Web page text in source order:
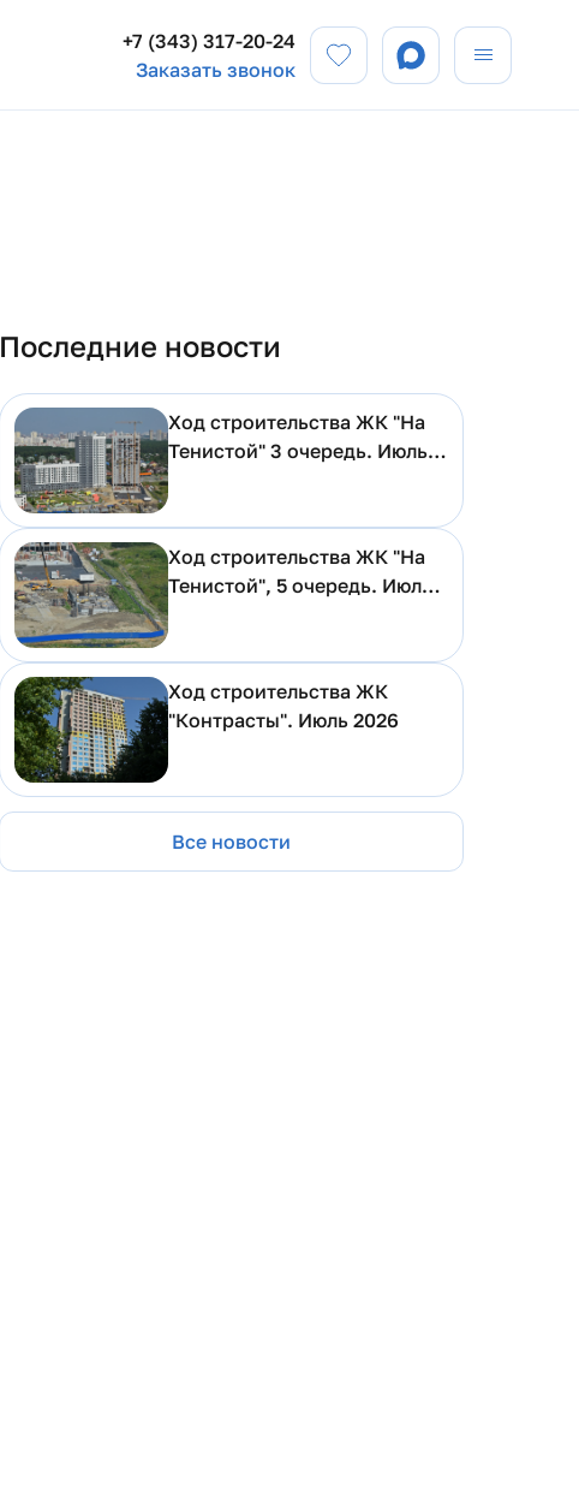
Заказать звонок
+7 (343) 317-20-24
Последние новости
Ход строительства ЖК "На
Тенистой" 3 очередь. Июль
Ход строительства ЖК "На
Тенистой", 5 очередь. Июль
Ход строительства ЖК
"Контрасты". Июль 2026
Все новости